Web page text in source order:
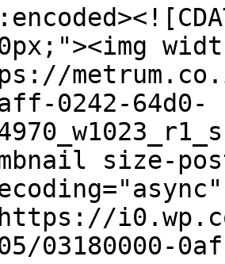
0242-64d0-
size-
03180000-